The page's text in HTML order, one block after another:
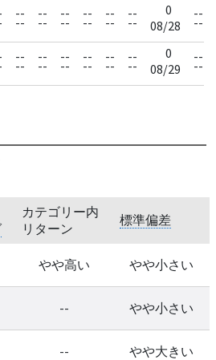
--
--
--
--
--
--
--
--
--
--
--
--
0
08/28
--
--
--
--
--
--
--
--
--
--
--
--
--
--
0
08/29
--
--
カテゴリー内
リターン
標準偏差
やや高い やや小さい
-- やや小さい
-- やや大きい